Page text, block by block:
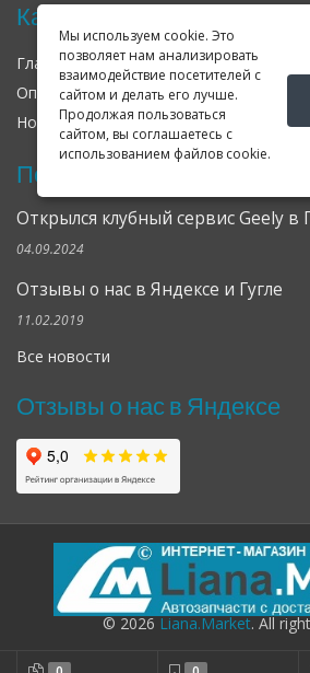
Мы используем cookie. Это
позволяет нам анализировать
взаимодействие посетителей с
сайтом и делать его лучше.
Продолжая пользоваться
сайтом, вы соглашаетесь с
использованием файлов cookie.
Карта сайта
Главная О нас
Оплата
Доставка
Новости
Оферта
Последние новости
Открылся клубный сервис Geely в
04.09.2024
Отзывы о нас в Яндексе и Гугле
11.02.2019
Все новости
Отзывы о нас в Яндексе
© 2026Liana.Market. All